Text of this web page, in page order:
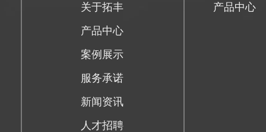
关于拓丰
产品中心
案例展示
服务承诺
新闻资讯
人才招聘
产品中心